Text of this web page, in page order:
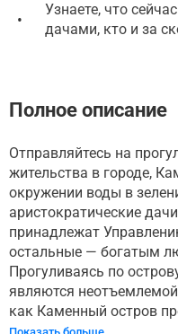
•
Узнаете, что
дачами, кто и за
Полное описание
Отправляйтесь на
жительства в городе,
окружении воды в
аристократические
принадлежат
остальные — богатым
Прогуливаясь по
являются
как Каменный остров